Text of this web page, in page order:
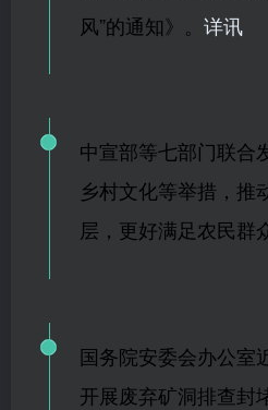
风”的通知》。 详讯
中宣部等七部门联合
乡村文化等举措，推
层，更好满足农民群
国务院安委会办公室
开展废弃矿洞排查封